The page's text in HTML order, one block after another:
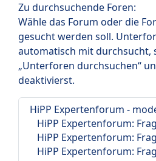
Zu durchsuchende Foren:
Wähle das Forum oder die
gesucht werden soll.
automatisch mit durchsucht,
„Unterforen durchsuchen“
deaktivierst.